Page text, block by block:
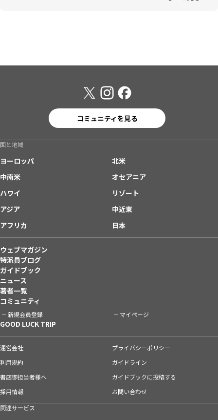
コミュニティを見る
国と地域
ヨーロッパ
北米
中南米
オセアニア
ハワイ
リゾート
アジア
中近東
アフリカ
日本
ウェブマガジン
特派員ブログ
ガイドブック
ニュース
著者一覧
コミュニティ
新規会員登録 マイページ
GOOD LUCK TRIP
運営会社
プライバシーポリシー
利用規約
ガイドライン
書店御担当者様へ
ガイドブックに投稿する
採用情報
お問い合わせ
関連サービス